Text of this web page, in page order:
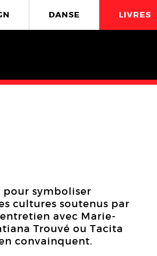
DANSE LIVRES
pour symboliser
cultures soutenus par
avec Marie-
Trouvé ou Tacita
convainquent.